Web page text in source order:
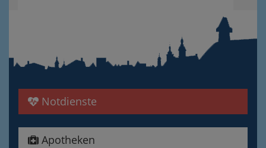
Notdienste
Apotheken